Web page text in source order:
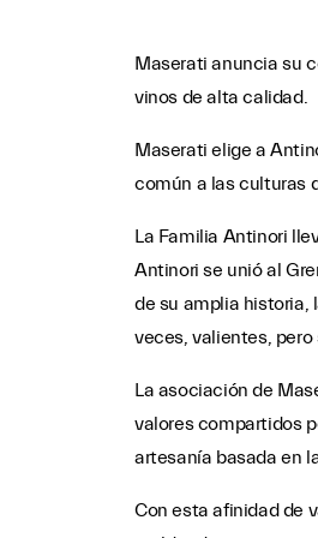
Maserati anuncia su
vinos de alta calidad.
Maserati elige a
común a las culturas
La Familia Antinori
Antinori se unió al
de su amplia historia,
veces, valientes,
La asociación de
valores compartidos
artesanía basada en
Con esta afinidad de